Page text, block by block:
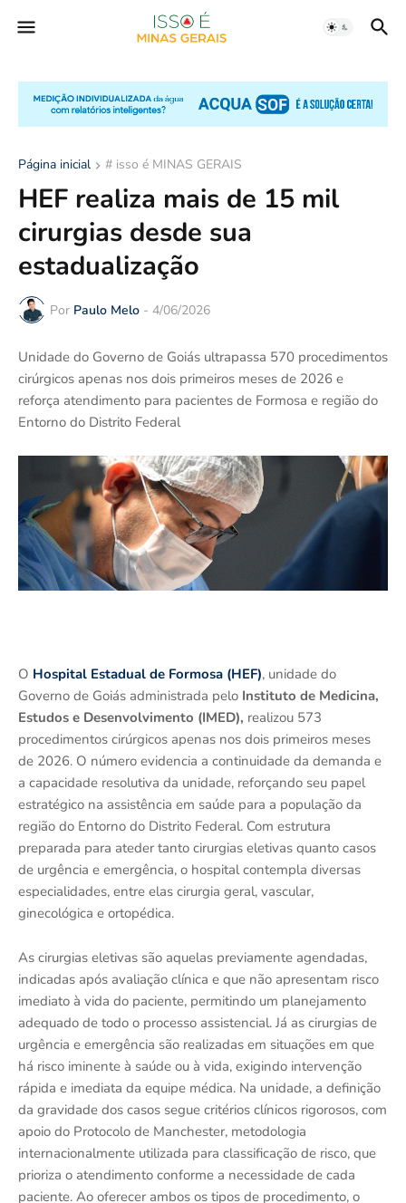
Página inicial # isso é MINAS GERAIS
HEF realiza mais de 15 mil
cirurgias desde sua
estadualização
Por Paulo Melo - 4/06/2026
Unidade do Governo de Goiás ultrapassa 570 procedimentos
cirúrgicos apenas nos dois primeiros meses de 2026 e
reforça atendimento para pacientes de Formosa e região do
Entorno do Distrito Federal
O Hospital Estadual de Formosa (HEF), unidade do
Governo de Goiás administrada pelo Instituto de Medicina,
Estudos e Desenvolvimento (IMED), realizou 573
procedimentos cirúrgicos apenas nos dois primeiros meses
de 2026. O número evidencia a continuidade da demanda e
a capacidade resolutiva da unidade, reforçando seu papel
estratégico na assistência em saúde para a população da
região do Entorno do Distrito Federal. Com estrutura
preparada para ateder tanto cirurgias eletivas quanto casos
de urgência e emergência, o hospital contempla diversas
especialidades, entre elas cirurgia geral, vascular,
ginecológica e ortopédica.
As cirurgias eletivas são aquelas previamente agendadas,
indicadas após avaliação clínica e que não apresentam risco
imediato à vida do paciente, permitindo um planejamento
adequado de todo o processo assistencial. Já as cirurgias de
urgência e emergência são realizadas em situações em que
há risco iminente à saúde ou à vida, exigindo intervenção
rápida e imediata da equipe médica. Na unidade, a definição
da gravidade dos casos segue critérios clínicos rigorosos, com
apoio do Protocolo de Manchester, metodologia
internacionalmente utilizada para classificação de risco, que
prioriza o atendimento conforme a necessidade de cada
paciente. Ao oferecer ambos os tipos de procedimento, o